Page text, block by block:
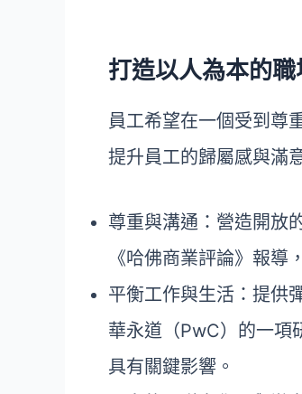
打造以人為本的
員工希望在一個受到尊
提升員工的歸屬感與滿
尊重與溝通：營造開放
《哈佛商業評論》報導
平衡工作與生活：提供
華永道（PwC）的一項
具有關鍵影響。